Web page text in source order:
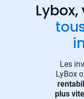
Les
LyBox
plus vite